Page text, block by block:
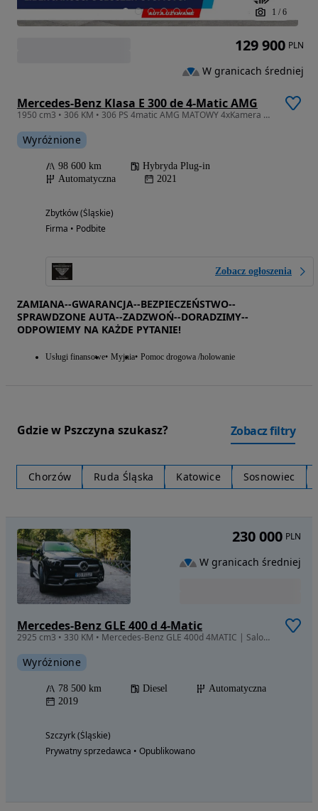
1 / 6
Mercedes-Benz Klasa E 300 de 4-Matic AMG
1950 cm3 • 306 KM • 306 PS 4matic AMG MATOWY 4xKamera Webasto Burmester Ambiente LED FV23
Wyróżnione
98 600 km
Hybryda Plug-in
Automatyczna
2021
Zbytków (Śląskie)
Firma • Podbite
Zobacz ogłoszenia
ZAMIANA--GWARANCJA--BEZPIECZEŃSTWO--
SPRAWDZONE AUTA--ZADZWOŃ--DORADZIMY--
ODPOWIEMY NA KAŻDE PYTANIE!
Usługi finansowe Myjnia Pomoc drogowa /holowanie
129 900 PLN
W granicach średniej
Gdzie w Pszczyna szukasz? Zobacz filtry
Chorzów Ruda Śląska Katowice Sosnowiec
Mercedes-Benz GLE 400 d 4-Matic
2925 cm3 • 330 KM • Mercedes-Benz GLE 400d 4MATIC | Salon Polska | I właściciel | AIRMATIC
Wyróżnione
78 500 km Diesel
Automatyczna
2019
Szczyrk (Śląskie)
Prywatny sprzedawca • Opublikowano
230 000 PLN
W granicach średniej